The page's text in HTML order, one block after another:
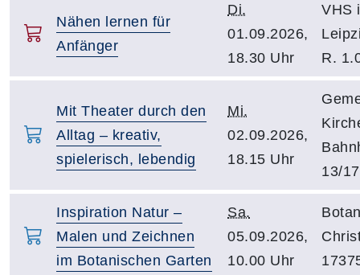
Nähen lernen für
Anfänger
Di.
01.09.2026,
18.30 Uhr
VHS
R.
Mit Theater durch den
Alltag – kreativ,
spielerisch, lebendig
Mi.
02.09.2026,
18.15 Uhr
13/
Inspiration Natur –
Malen und Zeichnen
im Botanischen Garten
Sa.
05.09.2026,
10.00 Uhr